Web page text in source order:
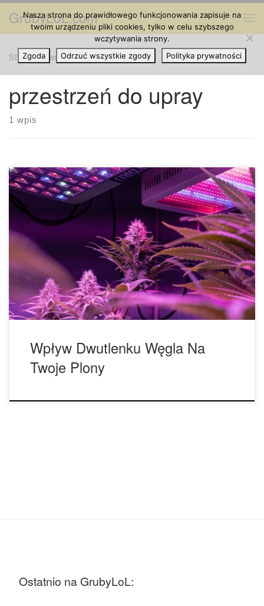
Przejdź do treści
GrubyLoL.com
Strona główna » przestrzeń do upray
przestrzeń do upray
1 wpis
Czy dwutlenek węgla zwiększa plony marihuany? Dodaj
więcej CO₂ do naszego życia, a będziemy mieć globalne
ocieplenie. Nikt z nas tego nie chce. Ale w przeciwieństwie
do nas, CO₂ może być w rzeczywistości bardzo korzystne
dla roślin marihuany. Podczas gdy my zastanawiamy się, jak
utrzymać poziom CO₂ pod kontrolą, Twoje […]
Wpływ Dwutlenku Węgla Na
Twoje Plony
Ostatnio na GrubyLoL:
Nasza strona do prawidłowego funkcjonowania zapisuje na
twoim urządzeniu pliki cookies, tylko w celu szybszego
wczytywania strony.
Zgoda
Odrzuć wszystkie zgody Polityka prywatności